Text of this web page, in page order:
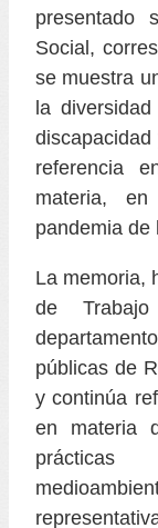
presentado
Social,
se muestra
la
referencia
materia,
pandemia de
La memoria,
de
públicas de
y continúa
en materia